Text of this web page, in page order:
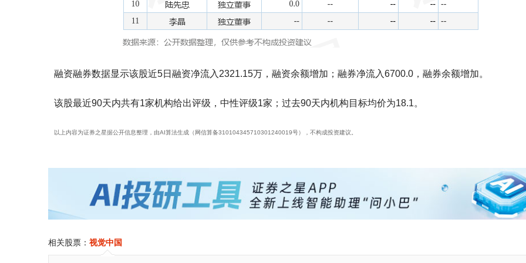
融资融券数据显示该股近5日融资净流入2321.15万，融资余额增加；融券净流入6700.0，融券余额增加。
该股最近90天内共有1家机构给出评级，中性评级1家；过去90天内机构目标均价为18.1。
以上内容为证券之星据公开信息整理，由AI算法生成（网信算备310104345710301240019号），不构成投资建议。
相关股票： 视觉中国